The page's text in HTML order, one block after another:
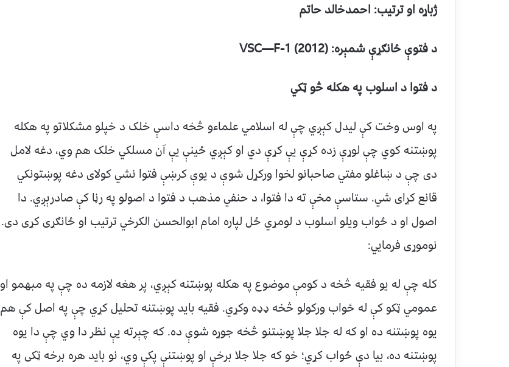
ژباړه او ترتیب: احمدخالد حاتم
د فتوې ځانګړې شمېره: VSC—F-1 (2012)
د فتوا د اسلوب په هکله څو ټکي
په اوس وخت کې لیدل کېږي چې له اسلامي علماءو څخه داسې خلک د خپلو مشکلاتو په هکله
پوښتنه کوي چې لوړې زده کړې یې کړې دي او کېږي ځينې يې آن مسلکي خلک هم وي، دغه لامل
دی چې د ښاغلو مفتي صاحبانو لخوا ورکړل شوې د یوې کرښې فتوا نشي کولای دغه پوښتونکي
قانع کړای شي. ستاسې مخې ته دا فتوا، د حنفي مذهب د فتوا د اصولو په رڼا کې صادرېږي. دا
اصول او د ځواب ویلو اسلوب د لومړي ځل لپاره امام ابوالحسن الکرخي ترتیب او ځانګړی کړی دی.
نوموړی فرمايي:
کله چې له یو فقیه څخه د کومې موضوع په هکله پوښتنه کېږي، پر هغه لازمه ده چې په مبهمو او
عمومي ټکو کې له ځواب ورکولو څخه ډډه وکړي. فقیه باید پوښتنه تحلیل کړي چې په اصل کې هم
یوه پوښتنه ده او که له جلا جلا پوښتنو څخه جوړه شوې ده. که چېرته یې نظر دا وي چې دا یوه
پوښتنه ده، بیا دې ځواب کړي؛ خو که جلا جلا برخې او پوښتنې پکې وي، نو باید هره برخه ټکی په